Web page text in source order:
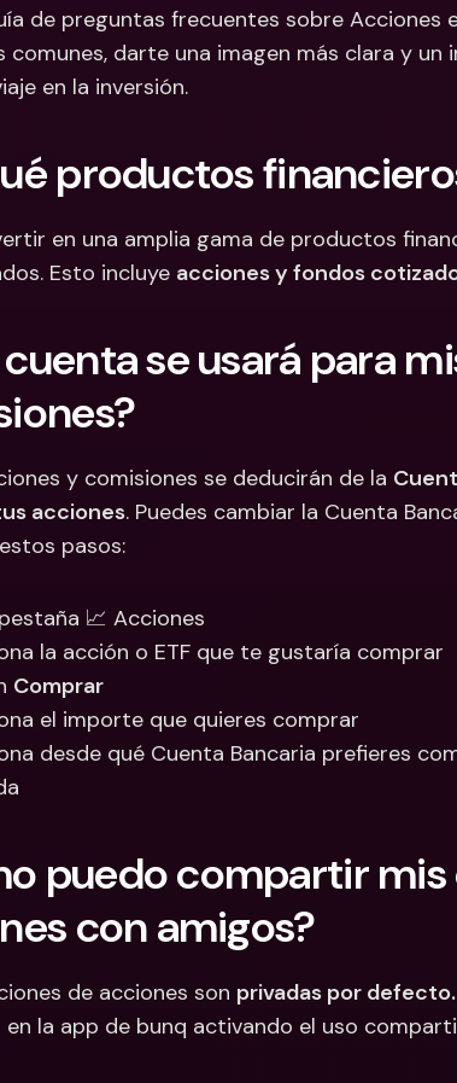
Cuentas Bancarias
Internacionales y
Cuentas
de preguntas frecuentes sobre Acciones
comunes, darte una imagen más clara y
en la inversión.
productos
en una amplia gama de productos
Esto incluye acciones y fondos
se usará para
y comisiones se deducirán de la
acciones. Puedes cambiar la Cuenta
pasos:
📈 Acciones
la acción o ETF que te gustaría comprar
Comprar
el importe que quieres comprar
desde qué Cuenta Bancaria prefieres
puedo compartir
con amigos?
de acciones son privadas por defecto.
la app de bunq activando el uso